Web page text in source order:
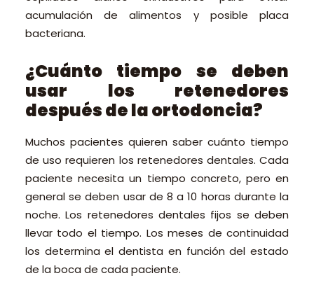
acumulación de alimentos y posible placa
bacteriana.
¿Cuánto tiempo se deben
usar los retenedores
después de la ortodoncia?
Muchos pacientes quieren saber cuánto tiempo
de uso requieren los retenedores dentales. Cada
paciente necesita un tiempo concreto, pero en
general se deben usar de 8 a 10 horas durante la
noche. Los retenedores dentales fijos se deben
llevar todo el tiempo. Los meses de continuidad
los determina el dentista en función del estado
de la boca de cada paciente.